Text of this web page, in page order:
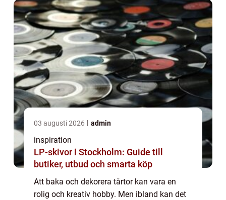
03 augusti 2026 admin
inspiration
LP-skivor i Stockholm: Guide till
butiker, utbud och smarta köp
Att baka och dekorera tårtor kan vara en
rolig och kreativ hobby. Men ibland kan det